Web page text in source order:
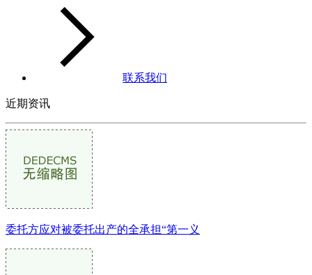
联系我们
近期资讯
委托方应对被委托出产的全承担“第一义